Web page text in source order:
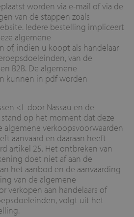
worden via e-mail of via de
van de stappen zoals
Iedere bestelling impliceert
algemene
of, indien u koopt als handelaar
van de
B2B. De algemene
kunnen in pdf worden
<L-door Nassau en de
op het moment dat deze
algemene verkoopsvoorwaarden
aanvaard en daaraan heeft
artikel 25. Het ontbreken van
doet niet af aan de
het aanbod en de aanvaarding
van de algemene
verkopen aan handelaars of
volgt uit het